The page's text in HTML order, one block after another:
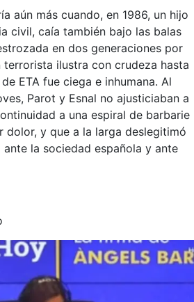
aún más cuando, en 1986, un hijo
civil, caía también bajo las balas
en dos generaciones por
terrorista ilustra con crudeza hasta
ETA fue ciega e inhumana. Al
Parot y Esnal no ajusticiaban a
a una espiral de barbarie
dolor, y que a la larga deslegitimó
ante la sociedad española y ante